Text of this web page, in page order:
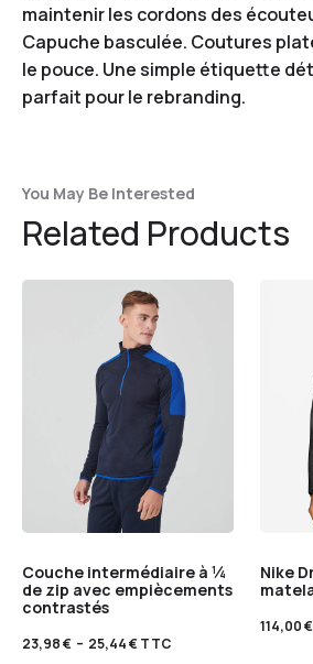
maintenir les cordons des
Capuche basculée. Coutures
le pouce. Une simple étiquette
parfait pour le rebranding.
You May Be Interested
Related Products
Couche intermédiaire à ¼
de zip avec empiècements
contrastés
23,98€ – 25,44€TTC
Nike
114,00€